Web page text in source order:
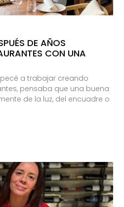
DE AÑOS
CON UNA
a trabajar creando
pensaba que una buena
de la luz, del encuadre o